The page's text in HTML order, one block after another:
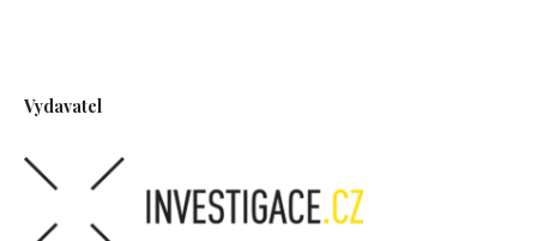
Vydavatel